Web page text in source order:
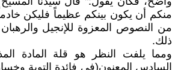
من النصوص المعزوة للإنجيل والرهبان
ذلك.
ومما يلفت النظر هو قلة المادة
السادس المعنون(في فائدة التوبة